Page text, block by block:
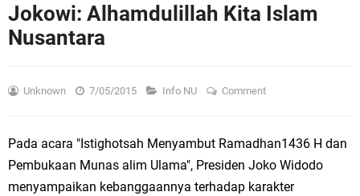
Jokowi: Alhamdulillah Kita Islam
Nusantara
Unknown 7/05/2015 Info NU Comment
Pada acara "Istighotsah Menyambut Ramadhan1436 H dan
Pembukaan Munas alim Ulama", Presiden Joko Widodo
menyampaikan kebanggaannya terhadap karakter